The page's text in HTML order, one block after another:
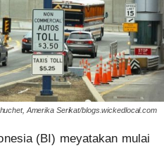
Amerika Serikat/blogs.wickedlocal.com
(BI) meyatakan mulai